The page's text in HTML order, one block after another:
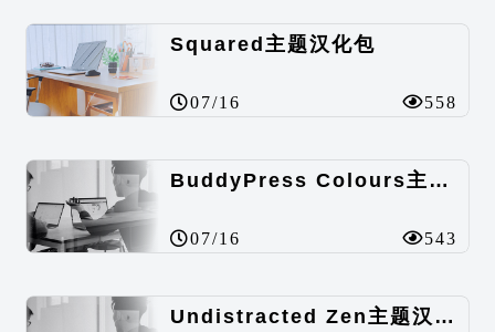
Squared主题汉化包
07/16 558
BuddyPress Colours主题汉化包
07/16 543
Undistracted Zen主题汉化包